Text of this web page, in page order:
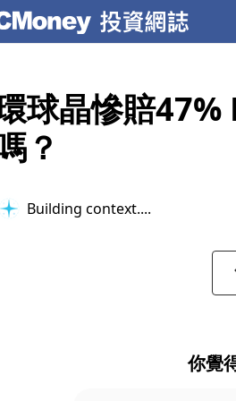
球晶慘賠47%
？
Building context...
你覺